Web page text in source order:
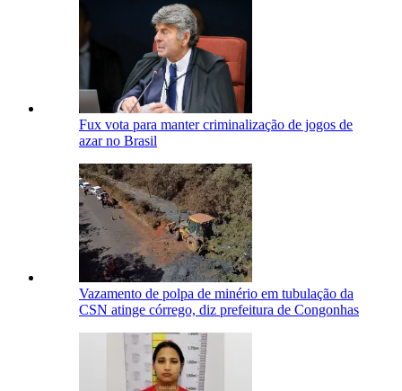
Fux vota para manter criminalização de jogos de
azar no Brasil
Vazamento de polpa de minério em tubulação da
CSN atinge córrego, diz prefeitura de Congonhas